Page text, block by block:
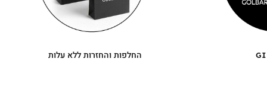
החלפות והחזרות ללא עלות